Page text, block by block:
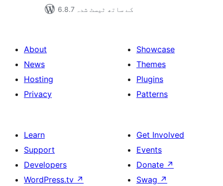
6.8.7 کے ساتھ ٹیسٹ شدہ
About
News
Hosting
Privacy
Showcase
Themes
Plugins
Patterns
Learn
Support
Developers
WordPress.tv ↗
Get Involved
Events
Donate ↗
Swag ↗